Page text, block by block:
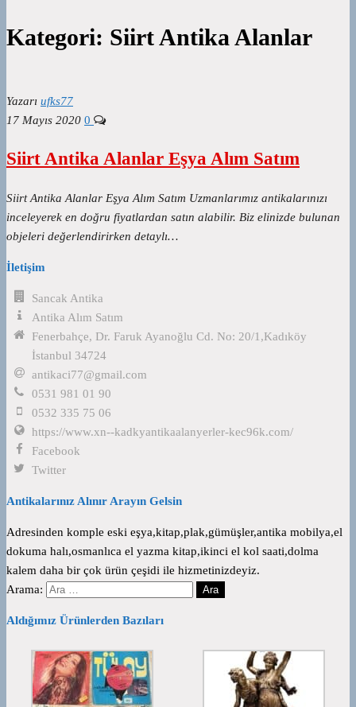
Kategori: Siirt Antika Alanlar
Yazarı ufks77
17 Mayıs 2020 0
Siirt Antika Alanlar Eşya Alım Satım
Siirt Antika Alanlar Eşya Alım Satım Uzmanlarımız antikalarınızı
inceleyerek en doğru fiyatlardan satın alabilir. Biz elinizde bulunan
objeleri değerlendirirken detaylı…
İletişim
Sancak Antika
Antika Alım Satım
Fenerbahçe, Dr. Faruk Ayanoğlu Cd. No: 20/1,Kadıköy
İstanbul 34724
antikaci77@gmail.com
0531 981 01 90
0532 335 75 06
https://www.xn--kadkyantikaalanyerler-kec96k.com/
Facebook
Twitter
Antikalarınız Alınır Arayın Gelsin
Adresinden komple eski eşya,kitap,plak,gümüşler,antika mobilya,el
dokuma halı,osmanlıca el yazma kitap,ikinci el kol saati,dolma
kalem daha bir çok ürün çeşidi ile hizmetinizdeyiz.
Arama:
Aldığımız Ürünlerden Bazıları